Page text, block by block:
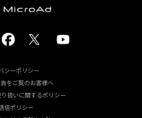
-
シーポリシー
をご覧のお客様へ
扱いに関するポリシー
信ポリシー